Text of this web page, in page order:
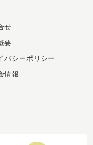
せ
要
バシーポリシー
情報